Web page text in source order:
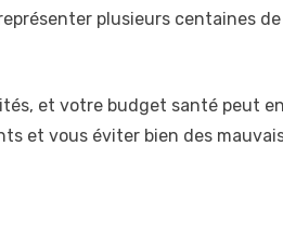
plusieurs centaines de
et votre budget santé peut en
et vous éviter bien des